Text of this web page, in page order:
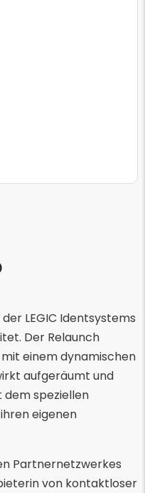
LEGIC Identsystems
Der Relaunch
einem dynamischen
aufgeräumt und
dem speziellen
eigenen
Partnernetzwerkes
von kontaktloser